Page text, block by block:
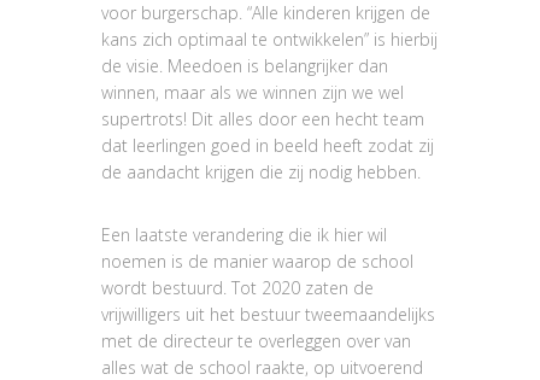
voor burgerschap. “Alle kinderen krijgen de
kans zich optimaal te ontwikkelen” is hierbij
de visie. Meedoen is belangrijker dan
winnen, maar als we winnen zijn we wel
supertrots! Dit alles door een hecht team
dat leerlingen goed in beeld heeft zodat zij
de aandacht krijgen die zij nodig hebben.
Een laatste verandering die ik hier wil
noemen is de manier waarop de school
wordt bestuurd. Tot 2020 zaten de
vrijwilligers uit het bestuur tweemaandelijks
met de directeur te overleggen over van
alles wat de school raakte, op uitvoerend